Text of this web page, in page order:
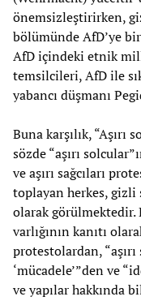
önemsizleştirirken,
bölümünde AfD’ye
AfD içindeki etnik
temsilcileri, AfD ile
yabancı düşmanı
Buna karşılık,
sözde “aşırı
ve aşırı sağcıları
toplayan herkes, gizli
olarak görülmektedir.
varlığının kanıtı
protestolardan,
‘mücadele’”den ve
ve yapılar hakkında